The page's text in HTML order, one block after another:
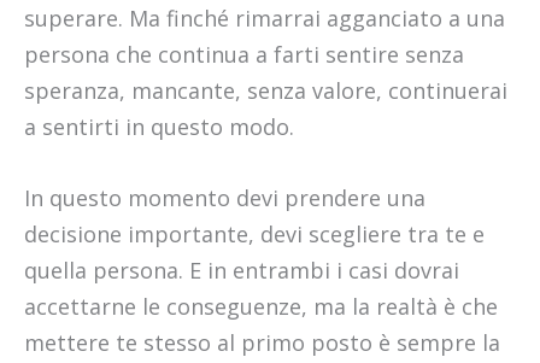
superare. Ma finché rimarrai agganciato a una
persona che continua a farti sentire senza
speranza, mancante, senza valore, continuerai
a sentirti in questo modo.
In questo momento devi prendere una
decisione importante, devi scegliere tra te e
quella persona. E in entrambi i casi dovrai
accettarne le conseguenze, ma la realtà è che
mettere te stesso al primo posto è sempre la